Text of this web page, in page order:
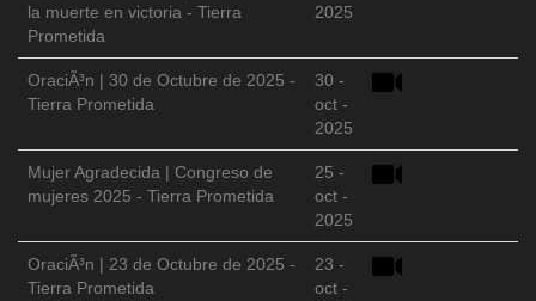
la muerte en victoria - Tierra
Prometida
2025
OraciÃ³n | 30 de Octubre de 2025 -
Tierra Prometida
30 -
oct -
2025
Mujer Agradecida | Congreso de
mujeres 2025 - Tierra Prometida
25 -
oct -
2025
OraciÃ³n | 23 de Octubre de 2025 -
Tierra Prometida
23 -
oct -